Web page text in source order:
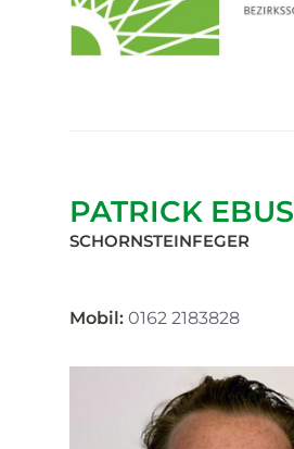
PATRICK EBUS
SCHORNSTEINFEGER
Mobil: 0162 2183828